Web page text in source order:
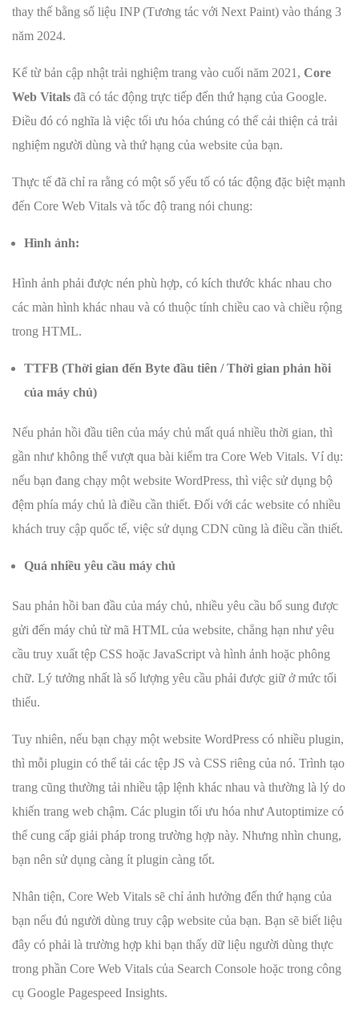
thay thế bằng số liệu INP (Tương tác với Next Paint) vào tháng 3
năm 2024.
Kể từ bản cập nhật trải nghiệm trang vào cuối năm 2021, Core
Web Vitals đã có tác động trực tiếp đến thứ hạng của Google.
Điều đó có nghĩa là việc tối ưu hóa chúng có thể cải thiện cả trải
nghiệm người dùng và thứ hạng của website của bạn.
Thực tế đã chỉ ra rằng có một số yếu tố có tác động đặc biệt mạnh
đến Core Web Vitals và tốc độ trang nói chung:
Hình ảnh:
Hình ảnh phải được nén phù hợp, có kích thước khác nhau cho
các màn hình khác nhau và có thuộc tính chiều cao và chiều rộng
trong HTML.
TTFB (Thời gian đến Byte đầu tiên / Thời gian phản hồi
của máy chủ)
Nếu phản hồi đầu tiên của máy chủ mất quá nhiều thời gian, thì
gần như không thể vượt qua bài kiểm tra Core Web Vitals. Ví dụ:
nếu bạn đang chạy một website WordPress, thì việc sử dụng bộ
đệm phía máy chủ là điều cần thiết. Đối với các website có nhiều
khách truy cập quốc tế, việc sử dụng CDN cũng là điều cần thiết.
Quá nhiều yêu cầu máy chủ
Sau phản hồi ban đầu của máy chủ, nhiều yêu cầu bổ sung được
gửi đến máy chủ từ mã HTML của website, chẳng hạn như yêu
cầu truy xuất tệp CSS hoặc JavaScript và hình ảnh hoặc phông
chữ. Lý tưởng nhất là số lượng yêu cầu phải được giữ ở mức tối
thiểu.
Tuy nhiên, nếu bạn chạy một website WordPress có nhiều plugin,
thì mỗi plugin có thể tải các tệp JS và CSS riêng của nó. Trình tạo
trang cũng thường tải nhiều tập lệnh khác nhau và thường là lý do
khiến trang web chậm. Các plugin tối ưu hóa như Autoptimize có
thể cung cấp giải pháp trong trường hợp này. Nhưng nhìn chung,
bạn nên sử dụng càng ít plugin càng tốt.
Nhân tiện, Core Web Vitals sẽ chỉ ảnh hưởng đến thứ hạng của
bạn nếu đủ người dùng truy cập website của bạn. Bạn sẽ biết liệu
đây có phải là trường hợp khi bạn thấy dữ liệu người dùng thực
trong phần Core Web Vitals của Search Console hoặc trong công
cụ Google Pagespeed Insights.